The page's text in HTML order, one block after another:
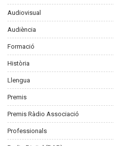
Audiovisual
Audiència
Formació
Història
Llengua
Premis
Premis Ràdio Associació
Professionals